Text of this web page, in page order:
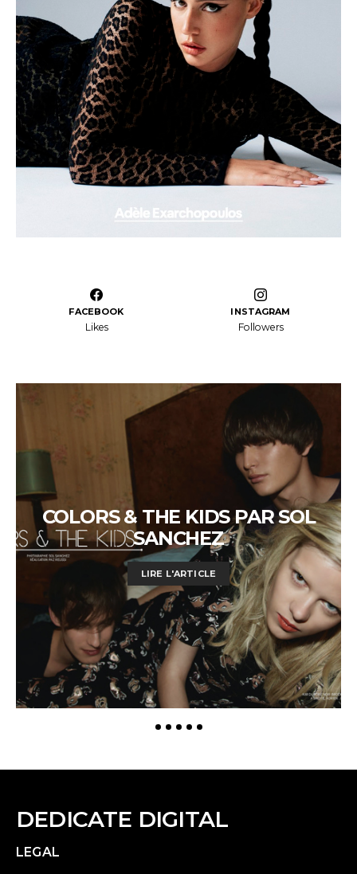
FACEBOOK
Likes
INSTAGRAM
Followers
COLORS & THE KIDS PAR SOL
SANCHEZ
LIRE L'ARTICLE
DEDICATE DIGITAL
LEGAL